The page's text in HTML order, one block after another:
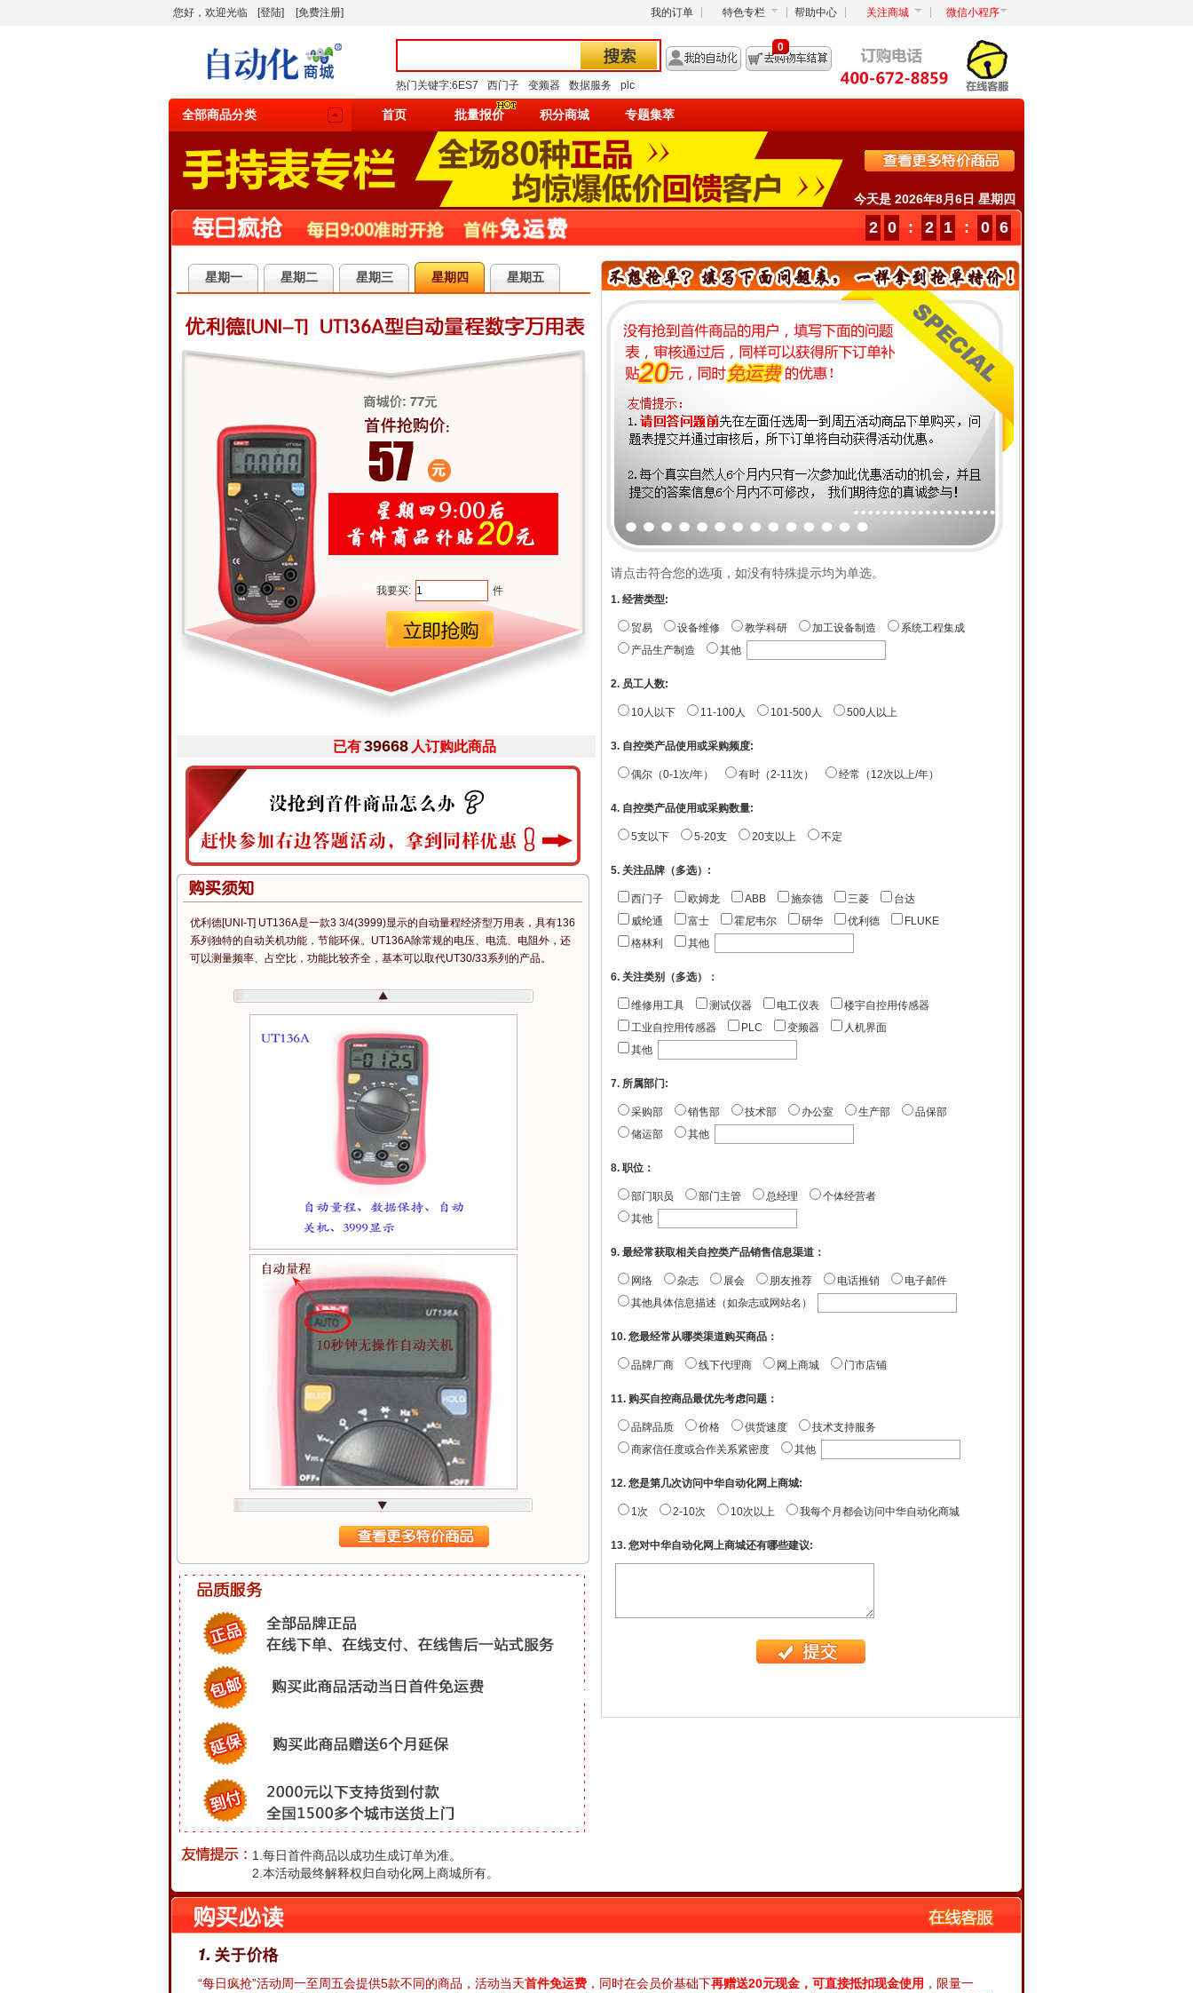
您好，欢迎光临 [登陆] [免费注册] 我的订单 特色专栏 帮助中心 关注商城 微信小程序
热门关键字:6ES7 西门子 变频器 数据服务 plc
0
全部商品分类 首页 批量报价 积分商城 专题集萃
今天是 2026年8月6日 星期四
2 0 : 2 1 : 0 7
请点击符合您的选项，如没有特殊提示均为单选。
1. 经营类型:
贸易 设备维修 教学科研 加工设备制造
系统工程集成
产品生产制造
其他
2. 员工人数:
10人以下 11-100人 101-500人 500人以上
3. 自控类产品使用或采购频度:
偶尔（0-1次/年） 有时（2-11次） 经常（12次以上/年）
4. 自控类产品使用或采购数量:
5支以下 5-20支 20支以上 不定
5. 关注品牌（多选）:
西门子 欧姆龙 ABB 施奈德 三菱
台达
威纶通
富士 霍尼韦尔 研华 优利德
FLUKE
格林利
其他
6. 关注类别（多选）：
维修用工具 测试仪器 电工仪表
楼宇自控用传感器
工业自控用传感器
PLC 变频器
人机界面
其他
7. 所属部门:
采购部 销售部 技术部 办公室 生产部
品保部
储运部
其他
8. 职位：
部门职员 部门主管 总经理
个体经营者
其他
9. 最经常获取相关自控类产品销售信息渠道：
网络 杂志 展会 朋友推荐 电话推销
电子邮件
其他具体信息描述（如杂志或网站名）
10. 您最经常从哪类渠道购买商品：
品牌厂商 线下代理商 网上商城 门市店铺
11. 购买自控商品最优先考虑问题：
品牌品质 价格 供货速度
技术支持服务
商家信任度或合作关系紧密度
其他
12. 您是第几次访问中华自动化网上商城:
1次 2-10次 10次以上 我每个月都会访问中华自动化商城
13. 您对中华自动化网上商城还有哪些建议:
星期一 星期二 星期三 星期四 星期五
我要买: 件
已有39668 人订购此商品
优利德[UNI-T] UT136A是一款3 3/4(3999)显示的自动量程经济型万用表，具有136
系列独特的自动关机功能，节能环保。UT136A除常规的电压、电流、电阻外，还
可以测量频率、占空比，功能比较齐全，基本可以取代UT30/33系列的产品。
1.每日首件商品以成功生成订单为准。
2.本活动最终解释权归自动化网上商城所有。
“每日疯抢”活动周一至周五会提供5款不同的商品，活动当天首件免运费 ，同时在会员价基础下再赠送20元现金，可直接抵扣现金使用 ，限量一